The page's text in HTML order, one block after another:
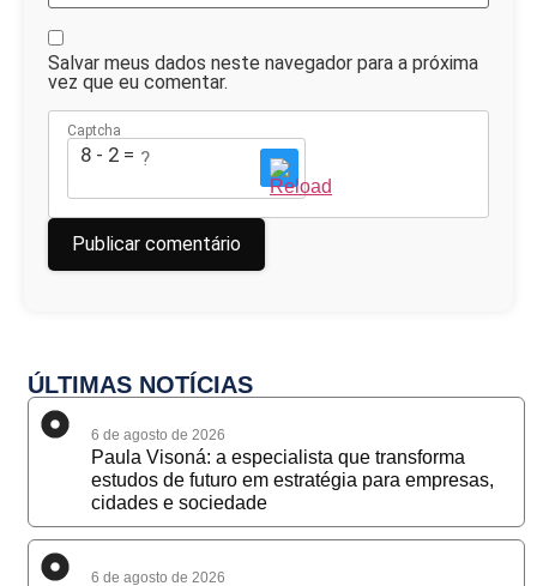
Salvar meus dados neste navegador para a próxima
vez que eu comentar.
Captcha
8 - 2 = ?
ÚLTIMAS NOTÍCIAS
6 de agosto de 2026
Paula Visoná: a especialista que transforma
estudos de futuro em estratégia para empresas,
cidades e sociedade
6 de agosto de 2026